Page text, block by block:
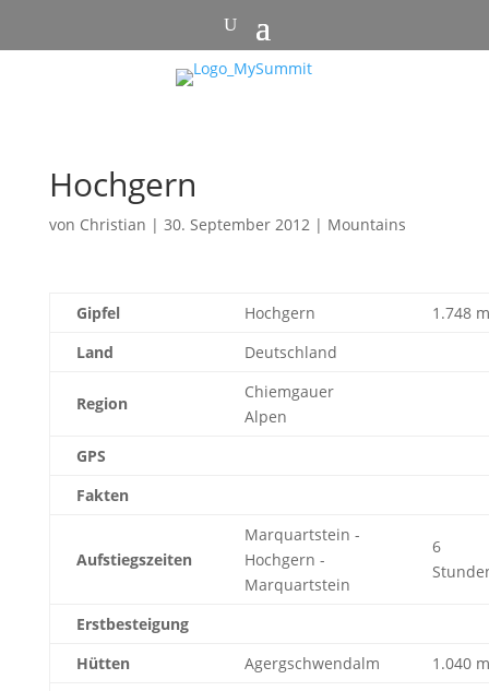
Hochgern
von Christian | 30. September 2012| Mountains
Gipfel Hochgern
1.748 m
Land
Deutschland
Region
Chiemgauer
Alpen
GPS
Fakten
Aufstiegszeiten
Marquartstein -
Hochgern -
Marquartstein
6
Erstbesteigung
Hütten
Agergschwendalm
1.040 m